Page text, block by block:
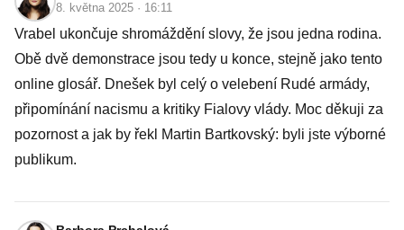
8. května 2025 · 16:11
Vrabel ukončuje shromáždění slovy, že jsou jedna rodina.
Obě dvě demonstrace jsou tedy u konce, stejně jako tento
online glosář. Dnešek byl celý o velebení Rudé armády,
připomínání nacismu a kritiky Fialovy vlády. Moc děkuji za
pozornost a jak by řekl Martin Bartkovský: byli jste výborné
publikum.